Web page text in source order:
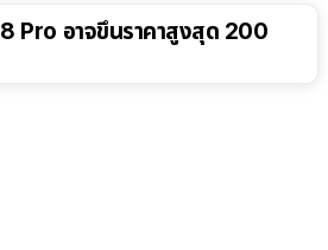
Pro อาจขึ้นราคาสูงสุด 200